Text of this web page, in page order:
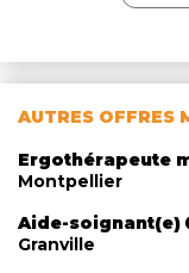
AUTRES OFFRES
Ergothérapeute
Montpellier
Aide-soignant(e)
Granville